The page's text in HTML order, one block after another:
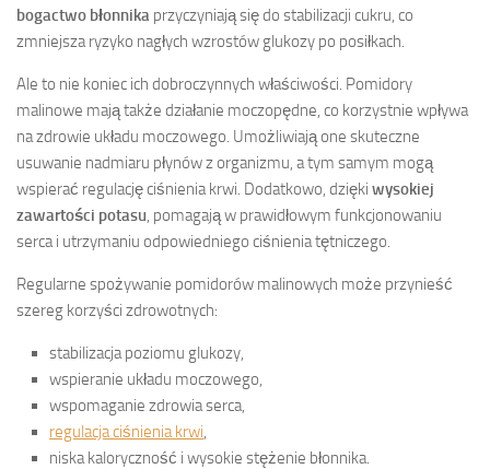
bogactwo błonnika przyczyniają się do stabilizacji cukru, co
zmniejsza ryzyko nagłych wzrostów glukozy po posiłkach.
Ale to nie koniec ich dobroczynnych właściwości. Pomidory
malinowe mają także działanie moczopędne, co korzystnie wpływa
na zdrowie układu moczowego. Umożliwiają one skuteczne
usuwanie nadmiaru płynów z organizmu, a tym samym mogą
wspierać regulację ciśnienia krwi. Dodatkowo, dzięki wysokiej
zawartości potasu, pomagają w prawidłowym funkcjonowaniu
serca i utrzymaniu odpowiedniego ciśnienia tętniczego.
Regularne spożywanie pomidorów malinowych może przynieść
szereg korzyści zdrowotnych:
stabilizacja poziomu glukozy,
wspieranie układu moczowego,
wspomaganie zdrowia serca,
regulacja ciśnienia krwi,
niska kaloryczność i wysokie stężenie błonnika.